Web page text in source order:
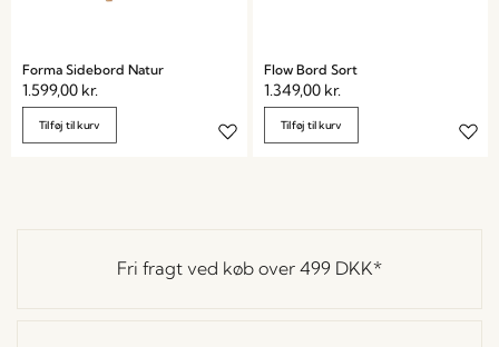
Forma Sidebord Natur
1.599,00 kr.
Tilføj til kurv
Flow Bord Sort
1.349,00 kr.
Tilføj til kurv
Fri fragt ved køb over 499 DKK*